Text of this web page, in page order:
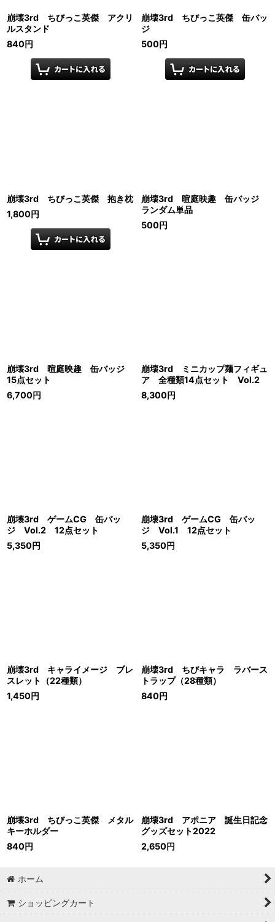
崩壊3rd ちびっこ英傑 アクリ
ルスタンド
840円
崩壊3rd ちびっこ英傑 缶バッ
ジ
500円
崩壊3rd ちびっこ英傑 抱き枕
1,800円
崩壊3rd 暄庭映趣 缶バッジ
ランダム単品
500円
崩壊3rd 暄庭映趣 缶バッジ
15点セット
6,700円
崩壊3rd ミニカップ麺フィギュ
ア 全種類14点セット Vol.2
8,300円
崩壊3rd ゲームCG 缶バッ
ジ Vol.2 12点セット
5,350円
崩壊3rd ゲームCG 缶バッ
ジ Vol.1 12点セット
5,350円
崩壊3rd キャライメージ ブレ
スレット（22種類）
1,450円
崩壊3rd ちびキャラ ラバース
トラップ（28種類）
840円
崩壊3rd ちびっこ英傑 メタル
キーホルダー
840円
崩壊3rd アポニア 誕生日記念
グッズセット2022
2,650円
ホーム
ショッピングカート